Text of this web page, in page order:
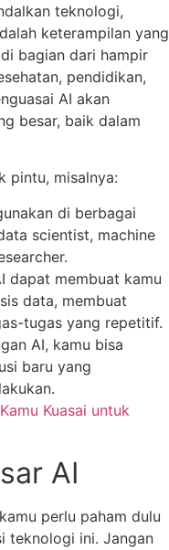
teknologi,
keterampilan yang
bagian dari hampir
pendidikan,
AI akan
besar, baik dalam
pintu, misalnya:
di berbagai
scientist, machine
dapat membuat kamu
data, membuat
tugas yang repetitif.
AI, kamu bisa
baru yang
Kuasai untuk
AI
perlu paham dulu
teknologi ini. Jangan